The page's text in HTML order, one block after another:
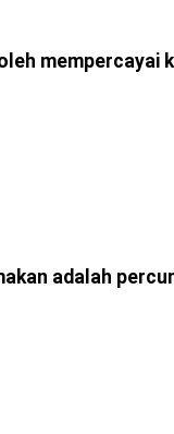
mempercayai
adalah